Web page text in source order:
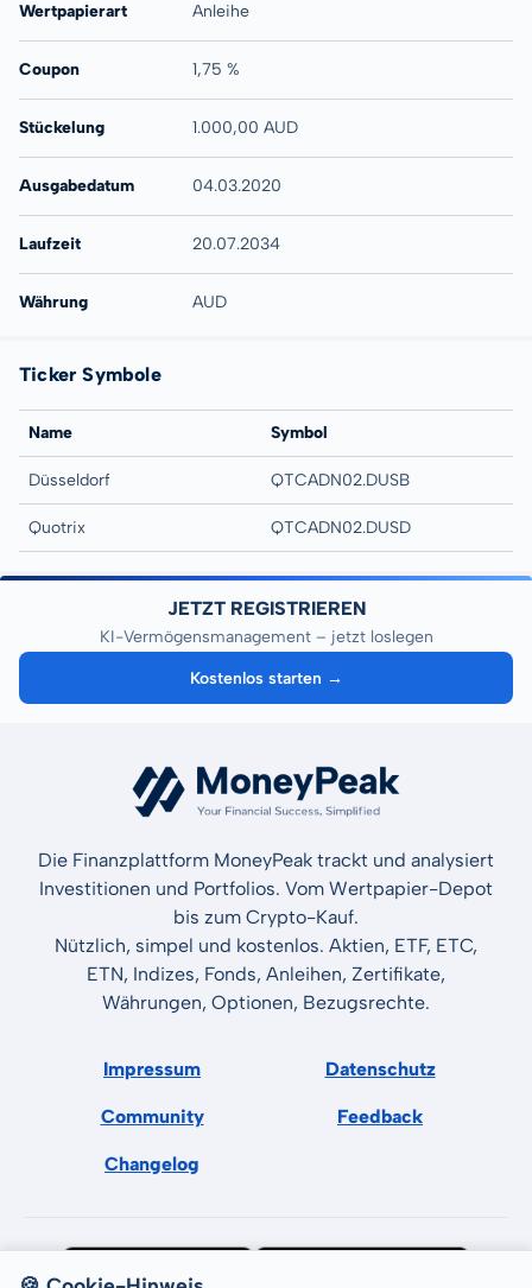
Wertpapierart Anleihe
Coupon 1,75 %
Stückelung 1.000,00 AUD
Ausgabedatum 04.03.2020
Laufzeit 20.07.2034
Währung AUD
Ticker Symbole
Name Symbol
Düsseldorf QTCADN02.DUSB
Quotrix QTCADN02.DUSD
JETZT REGISTRIEREN
KI-Vermögensmanagement – jetzt loslegen
Kostenlos starten →
Die Finanzplattform MoneyPeak trackt und analysiert
Investitionen und Portfolios. Vom Wertpapier-Depot
bis zum Crypto-Kauf.
Nützlich, simpel und kostenlos. Aktien, ETF, ETC,
ETN, Indizes, Fonds, Anleihen, Zertifikate,
Währungen, Optionen, Bezugsrechte.
Impressum Datenschutz
Community Feedback
Changelog